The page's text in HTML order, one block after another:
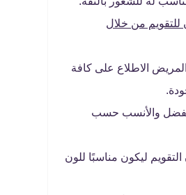
للتقويم من خلال
الاطلاع على كافة
والأنسب حسب
ليكون مناسبًا للون